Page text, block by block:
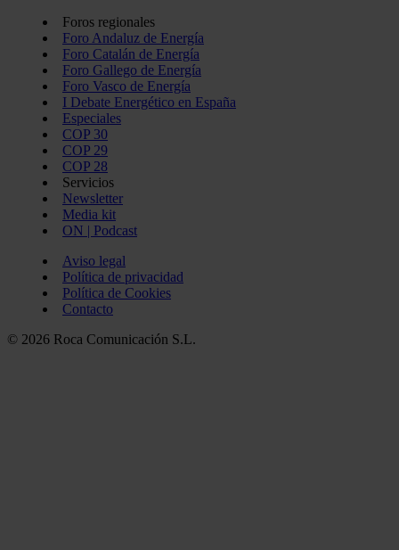
Foros regionales
Foro Andaluz de Energía
Foro Catalán de Energía
Foro Gallego de Energía
Foro Vasco de Energía
I Debate Energético en España
Especiales
COP 30
COP 29
COP 28
Servicios
Newsletter
Media kit
ON | Podcast
Aviso legal
Política de privacidad
Política de Cookies
Contacto
© 2026 Roca Comunicación S.L.